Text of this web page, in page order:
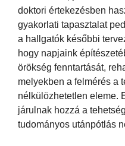
doktori értekezésben
gyakorlati tapasztalat
a hallgatók későbbi
hogy napjaink
örökség fenntartását,
melyekben a felmérés a
nélkülözhetetlen eleme.
járulnak hozzá a
tudományos utánpótlás